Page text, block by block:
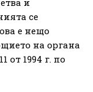
се
е нещо
на органа
от 1994 г. по